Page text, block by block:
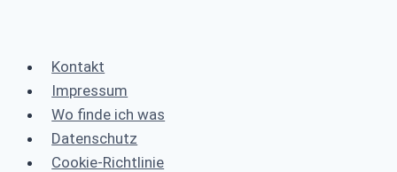
Kontakt
Impressum
Wo finde ich was
Datenschutz
Cookie-Richtlinie